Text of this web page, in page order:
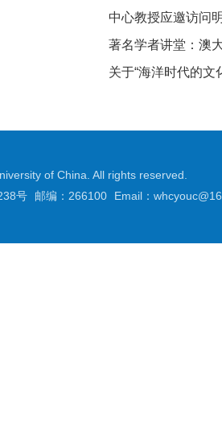
中心教授应邀访问
著名学者讲堂：澳
关于“海洋时代的文
of China. All rights reserved.
号
邮编：266100 Email：